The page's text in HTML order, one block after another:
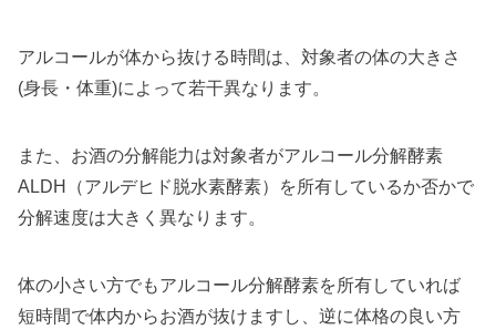
アルコールが体から抜ける時間は、対象者の体の大きさ
(身長・体重)によって若干異なります。
また、お酒の分解能力は対象者がアルコール分解酵素
ALDH（アルデヒド脱水素酵素）を所有しているか否かで
分解速度は大きく異なります。
体の小さい方でもアルコール分解酵素を所有していれば
短時間で体内からお酒が抜けますし、逆に体格の良い方